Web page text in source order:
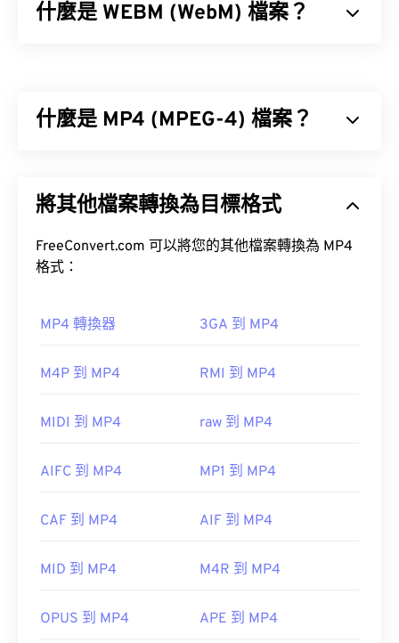
什麼是 WEBM (WebM) 檔案？
件、3D 編解碼器、3D 容器和硬體播放器。
VLC 媒體播放器 MPlayer可以在任何作業系統
需要單獨安裝
。不過，大多數瀏覽器都支
由以下公司開發： ; CoreCode。
實用連結：
什麼是 MP4 (MPEG-4) 檔案？
統相容，使用編解碼器來壓縮檔案大小，從而產生易
用於在網路上進行串流媒體播放，例如在 YouTube
上。許多人認為 MP4 是當今最好的視訊格式之一。
MP4 檔案會在作業系統的預設視訊播放器中開啟。
Windows Player 中開
在某些裝置上，尤其是行動裝置上，開啟這種檔案類
料（音訊或視訊編解碼器）與裝置的作業系統不相
VLC 媒體播放器
將其他檔案轉換為目標格式
FreeConvert.com 可以將您的其他檔案轉換為 MP4
格式：
MP4 轉換器 3GA 到 MP4
M4P 到 MP4 RMI 到 MP4
MIDI 到 MP4 raw 到 MP4
AIFC 到 MP4 MP1 到 MP4
CAF 到 MP4 AIF 到 MP4
MID 到 MP4 M4R 到 MP4
OPUS 到 MP4 APE 到 MP4